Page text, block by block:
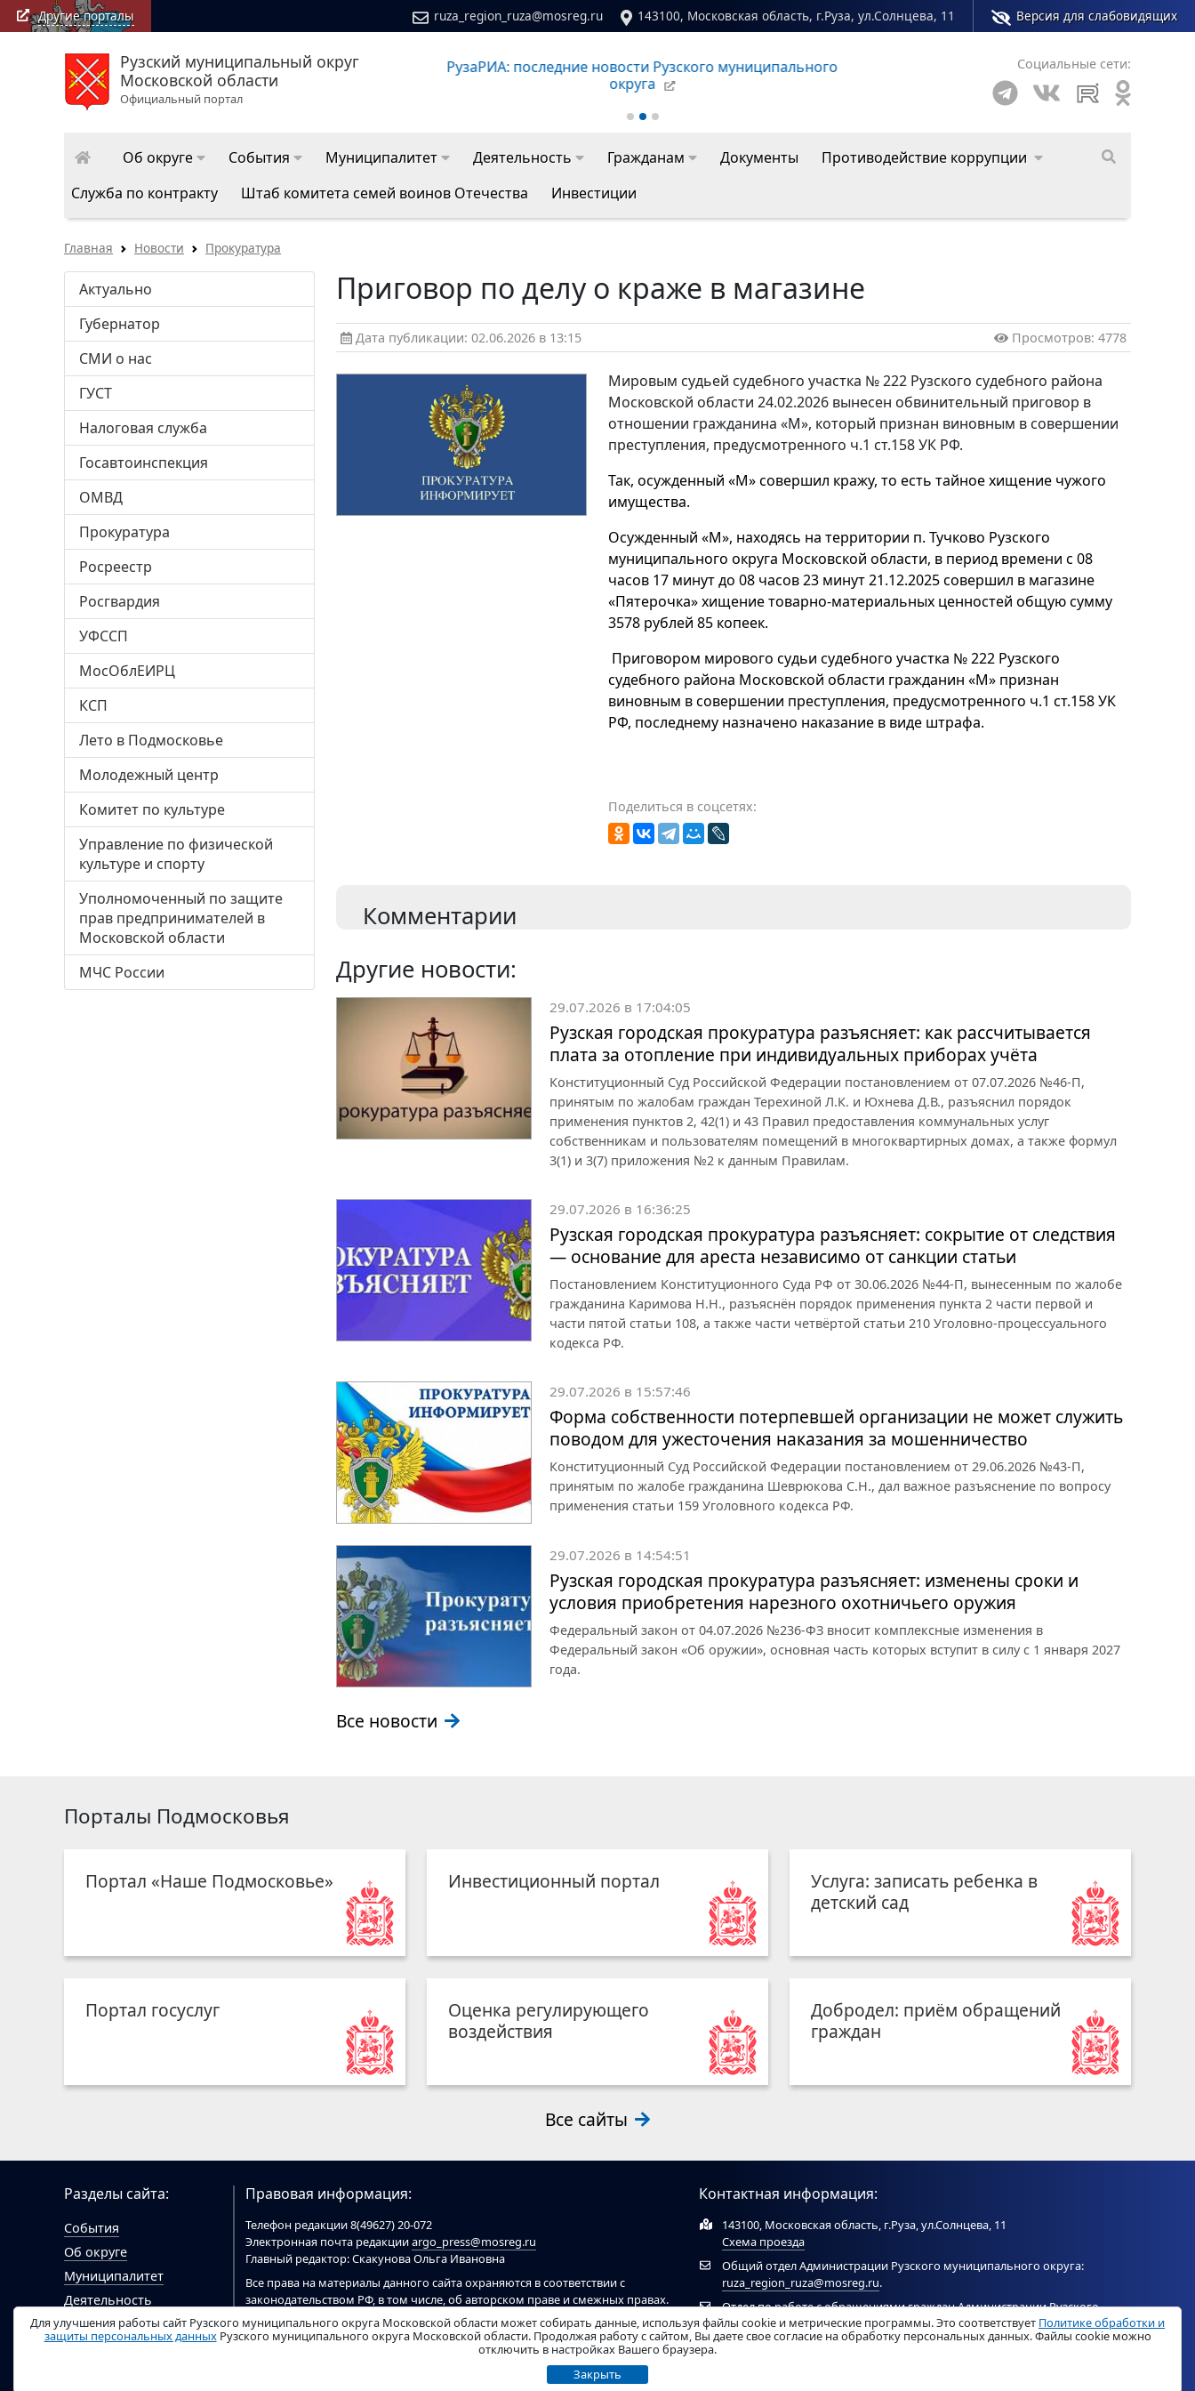
Другие порталы ruza_region_ruza@mosreg.ru 143100, Московская область, г.Руза, ул.Солнцева, 11 Версия для слабовидящих
Рузский муниципальный округ
Московской области
Официальный портал
Сайт молодежного центра Рузского муниципального округа Социальные сети:
Об округе События Муниципалитет Деятельность Гражданам Документы
Противодействие коррупции
Служба по контракту
Штаб комитета семей воинов Отечества Инвестиции
Главная Новости Прокуратура
Актуально
Губернатор
СМИ о нас
ГУСТ
Налоговая служба
Госавтоинспекция
ОМВД
Прокуратура
Росреестр
Росгвардия
УФССП
МосОблЕИРЦ
КСП
Лето в Подмосковье
Молодежный центр
Комитет по культуре
Управление по физической
культуре и спорту
Уполномоченный по защите
прав предпринимателей в
Московской области
МЧС России
Приговор по делу о краже в магазине
Дата публикации: 02.06.2026 в 13:15 Просмотров: 4778
Мировым судьей судебного участка № 222 Рузского судебного района
Московской области 24.02.2026 вынесен обвинительный приговор в
отношении гражданина «М», который признан виновным в совершении
преступления, предусмотренного ч.1 ст.158 УК РФ.
Так, осужденный «М» совершил кражу, то есть тайное хищение чужого
имущества.
Осужденный «М», находясь на территории п. Тучково Рузского
муниципального округа Московской области, в период времени с 08
часов 17 минут до 08 часов 23 минут 21.12.2025 совершил в магазине
«Пятерочка» хищение товарно-материальных ценностей общую сумму
3578 рублей 85 копеек.
Приговором мирового судьи судебного участка № 222 Рузского
судебного района Московской области гражданин «М» признан
виновным в совершении преступления, предусмотренного ч.1 ст.158 УК
РФ, последнему назначено наказание в виде штрафа.
Поделиться в соцсетях:
Комментарии
Другие новости:
29.07.2026 в 17:04:05
Рузская городская прокуратура разъясняет: как рассчитывается
плата за отопление при индивидуальных приборах учёта
Конституционный Суд Российской Федерации постановлением от 07.07.2026 №46-П,
принятым по жалобам граждан Терехиной Л.К. и Юхнева Д.В., разъяснил порядок
применения пунктов 2, 42(1) и 43 Правил предоставления коммунальных услуг
собственникам и пользователям помещений в многоквартирных домах, а также формул
3(1) и 3(7) приложения №2 к данным Правилам.
29.07.2026 в 16:36:25
Рузская городская прокуратура разъясняет: сокрытие от следствия
— основание для ареста независимо от санкции статьи
Постановлением Конституционного Суда РФ от 30.06.2026 №44-П, вынесенным по жалобе
гражданина Каримова Н.Н., разъяснён порядок применения пункта 2 части первой и
части пятой статьи 108, а также части четвёртой статьи 210 Уголовно-процессуального
кодекса РФ.
29.07.2026 в 15:57:46
Форма собственности потерпевшей организации не может служить
поводом для ужесточения наказания за мошенничество
Конституционный Суд Российской Федерации постановлением от 29.06.2026 №43-П,
принятым по жалобе гражданина Шеврюкова С.Н., дал важное разъяснение по вопросу
применения статьи 159 Уголовного кодекса РФ.
29.07.2026 в 14:54:51
Рузская городская прокуратура разъясняет: изменены сроки и
условия приобретения нарезного охотничьего оружия
Федеральный закон от 04.07.2026 №236-ФЗ вносит комплексные изменения в
Федеральный закон «Об оружии», основная часть которых вступит в силу с 1 января 2027
года.
Все новости
Порталы Подмосковья
Портал «Наше Подмосковье» Инвестиционный портал
Услуга: записать ребенка в
детский сад
Портал госуслуг
Оценка регулирующего
воздействия
Добродел: приём обращений
граждан
Все сайты
Разделы сайта:
События
Об округе
Муниципалитет
Деятельность
Гражданам
Документы
Правовая информация:
Телефон редакции 8(49627) 20-072
Электронная почта редакцииargo_press@mosreg.ru
Главный редактор: Скакунова Ольга Ивановна
Все права на материалы данного сайта охраняются в соответствии с
законодательством РФ, в том числе, об авторском праве и смежных правах.
При цитировании материалов обязательна ссылка на сайт
цитировании электронными ресурсами обязательна гиперссылка на сайт
зарегистрирован Федеральной службой по надзору в
Контактная информация:
143100, Московская область, г.Руза, ул.Солнцева, 11
Схема проезда
Общий отдел Администрации Рузского муниципального округа:
ruza_region_ruza@mosreg.ru.
Отдел по работе с обращениями граждан Администрации Рузского
муниципального округа: ruza_og_argo@mosreg.ru.
Для улучшения работы сайт Рузского муниципального округа Московской области может собирать данные, используя файлы cookie и метрические программы. Это соответствует Политике обработки и
защиты персональных данныхРузского муниципального округа Московской области. Продолжая работу с сайтом, Вы даете свое согласие на обработку персональных данных. Файлы cookie можно
отключить в настройках Вашего браузера.
Закрыть